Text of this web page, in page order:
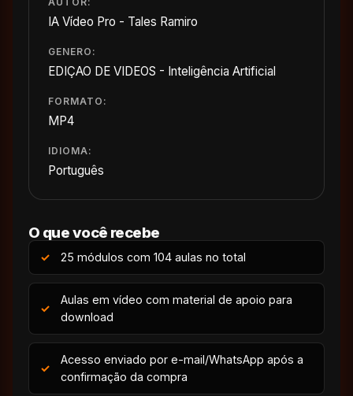
IA Vídeo Pro - Tales Ramiro
GENERO:
EDIÇAO DE VIDEOS - Inteligência Artificial
FORMATO:
MP4
IDIOMA:
Português
O que você recebe
25 módulos com 104 aulas no total
Aulas em vídeo com material de apoio para
download
Acesso enviado por e-mail/WhatsApp após a
confirmação da compra